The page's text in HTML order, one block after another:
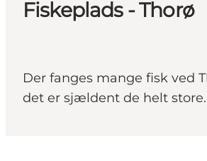
Fiskeplads - Thorø
Der fanges mange fisk ved
det er sjældent de helt store.